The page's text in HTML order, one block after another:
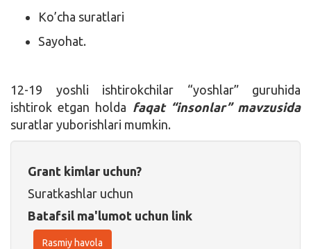
Ko’cha suratlari
Sayohat.
12-19 yoshli ishtirokchilar “yoshlar” guruhida
ishtirok etgan holda faqat “insonlar” mavzusida
suratlar yuborishlari mumkin.
Grant kimlar uchun?
Suratkashlar uchun
Batafsil ma'lumot uchun link
Rasmiy havola